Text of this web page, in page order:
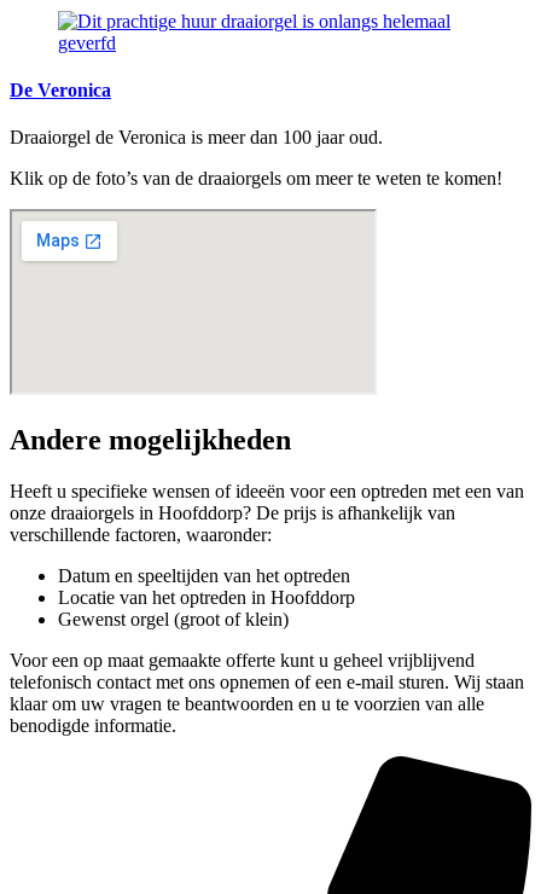
De Veronica
Draaiorgel de Veronica is meer dan 100 jaar oud.
Klik op de foto’s van de draaiorgels om meer te weten te komen!
Andere mogelijkheden
Heeft u specifieke wensen of ideeën voor een optreden met een van
onze draaiorgels in Hoofddorp? De prijs is afhankelijk van
verschillende factoren, waaronder:
Datum en speeltijden van het optreden
Locatie van het optreden in Hoofddorp
Gewenst orgel (groot of klein)
Voor een op maat gemaakte offerte kunt u geheel vrijblijvend
telefonisch contact met ons opnemen of een e-mail sturen. Wij staan
klaar om uw vragen te beantwoorden en u te voorzien van alle
benodigde informatie.